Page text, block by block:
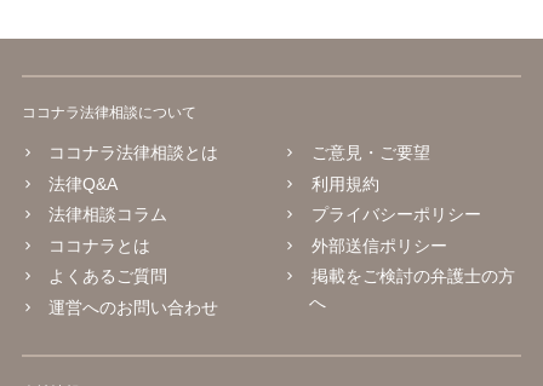
ココナラ法律相談について
ココナラ法律相談とは
法律Q&A
法律相談コラム
ココナラとは
よくあるご質問
運営へのお問い合わせ
ご意見・ご要望
利用規約
プライバシーポリシー
外部送信ポリシー
掲載をご検討の弁護士の方
へ